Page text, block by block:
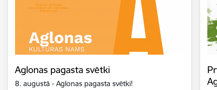
Aglonas pagasta svētki
8. augustā - Aglonas pagasta svētki!